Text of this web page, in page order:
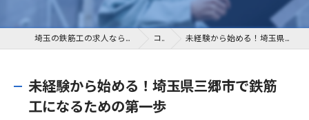
埼玉の鉄筋工の求人なら株式会社クライム・サクシード コラム 未経験から始める！埼玉県三郷市で鉄筋工になるための第一歩
未経験から始める！埼玉県三郷市で鉄筋
工になるための第一歩